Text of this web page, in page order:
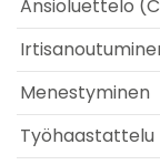
Ansioluettelo
Menestyminen
Työhaastattelu